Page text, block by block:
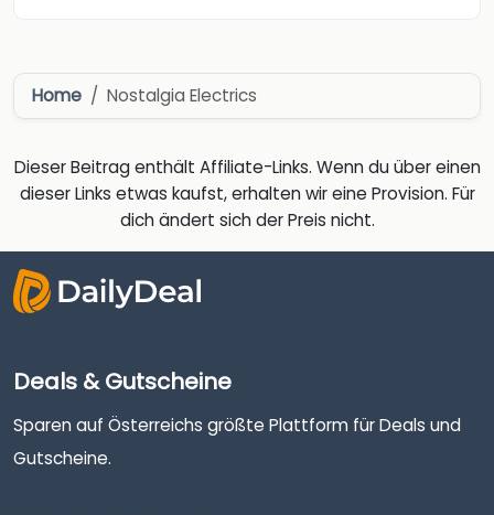
Home Nostalgia Electrics
Dieser Beitrag enthält Affiliate-Links. Wenn du über einen
dieser Links etwas kaufst, erhalten wir eine Provision. Für
dich ändert sich der Preis nicht.
Deals & Gutscheine
Sparen auf Österreichs größte Plattform für Deals und
Gutscheine.